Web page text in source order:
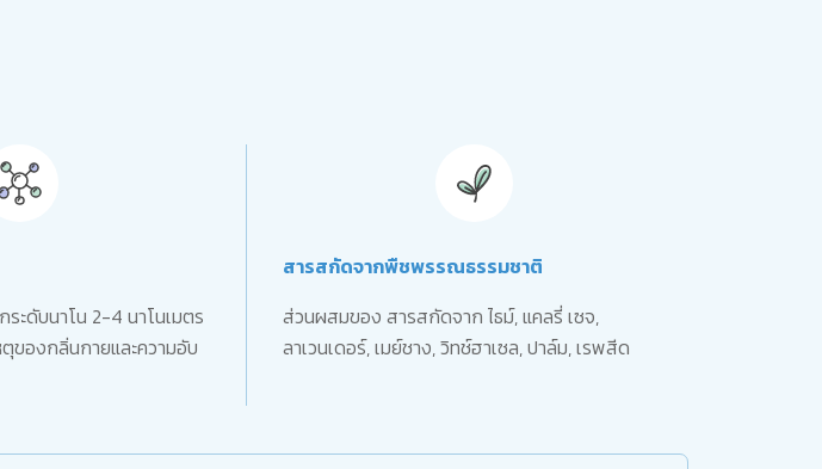
ะดับนาโน 2-4 นาโนเมตร
ของกลิ่นกายและความอับ
สารสกัดจากพืชพรรณธรรมชาติ
ส่วนผสมของ สารสกัดจาก ไธม์, แคลรี่ เซจ,
ลาเวนเดอร์, เมย์ชาง, วิทช์ฮาเซล, ปาล์ม, เรพสีด